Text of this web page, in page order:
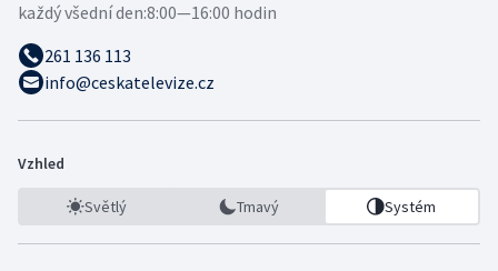
každý všední den:8:00—16:00 hodin
261 136 113
info@ceskatelevize.cz
Vzhled
Světlý Tmavý Systém